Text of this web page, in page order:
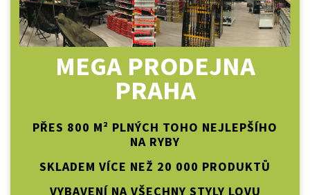
MEGA PRODEJNA
PRAHA
PŘES 800 M² PLNÝCH TOHO NEJLEPŠÍHO
NA RYBY
SKLADEM VÍCE NEŽ 20 000 PRODUKTŮ